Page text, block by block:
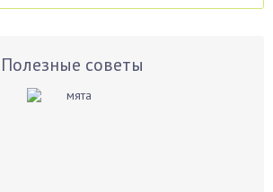
Полезные советы